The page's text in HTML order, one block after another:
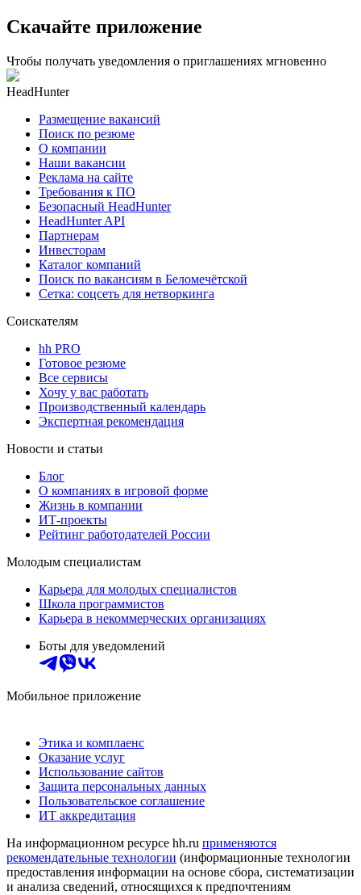
Скачайте приложение
Чтобы получать уведомления о приглашениях мгновенно
HeadHunter
Размещение вакансий
Поиск по резюме
О компании
Наши вакансии
Реклама на сайте
Требования к ПО
Безопасный HeadHunter
HeadHunter API
Партнерам
Инвесторам
Каталог компаний
Поиск по вакансиям в Беломечётской
Сетка: соцсеть для нетворкинга
Соискателям
hh PRO
Готовое резюме
Все сервисы
Хочу у вас работать
Производственный календарь
Экспертная рекомендация
Новости и статьи
Блог
О компаниях в игровой форме
Жизнь в компании
ИТ-проекты
Рейтинг работодателей России
Молодым специалистам
Карьера для молодых специалистов
Школа программистов
Карьера в некоммерческих организациях
Боты для уведомлений
Мобильное приложение
Этика и комплаенс
Оказание услуг
Использование сайтов
Защита персональных данных
Пользовательское соглашение
ИТ аккредитация
На информационном ресурсе hh.ru применяются
рекомендательные технологии (информационные технологии
предоставления информации на основе сбора, систематизации
и анализа сведений, относящихся к предпочтениям